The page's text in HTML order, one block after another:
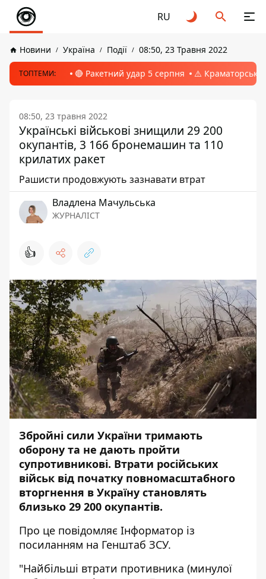
RU
Новини Україна Події 08:50, 23 Травня 2022
ТОПТЕМИ: 🔴 Ракетний удар 5 серпня ⚠️ Краматорськ,
08:50, 23 травня 2022
Українські військові знищили 29 200
окупантів, 3 166 бронемашин та 110
крилатих ракет
Рашисти продовжують зазнавати втрат
Владлена Мачульська
ЖУРНАЛІСТ
👍
Збройні сили України тримають
оборону та не дають пройти
супротивникові. Втрати російських
військ від початку повномасштабного
вторгнення в Україну становлять
близько 29 200 окупантів.
Про це повідомляє Інформатор із
посиланням на Генштаб ЗСУ.
"Найбільші втрати противника (минулої